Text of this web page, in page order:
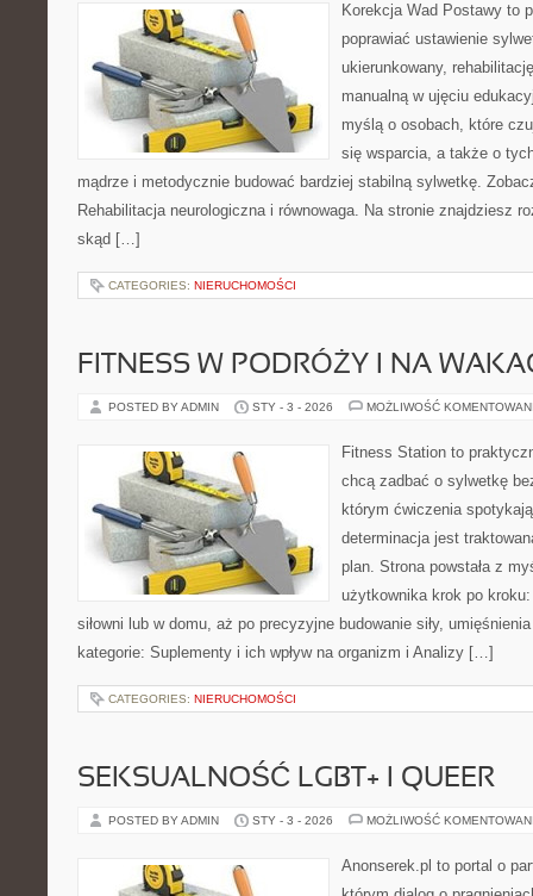
Korekcja Wad Postawy to
poprawiać ustawienie
ukierunkowany,
manualną w ujęciu
myślą o osobach, które
się wsparcia, a także o
mądrze i metodycznie budować bardziej stabilną sylwetkę.
Rehabilitacja neurologiczna i równowaga. Na stronie znajdziesz
skąd […]
CATEGORIES: NIERUCHOMOŚCI
FITNESS W PODRÓŻY I NA
POSTED BY ADMIN STY - 3 - 2026 MOŻLIWOŚĆ
Fitness Station to
chcą zadbać o sylwetkę
którym ćwiczenia
determinacja jest
plan. Strona powstała z
użytkownika krok po
siłowni lub w domu, aż po precyzyjne budowanie siły,
kategorie: Suplementy i ich wpływ na organizm i Analizy […]
CATEGORIES: NIERUCHOMOŚCI
SEKSUALNOŚĆ LGBT+ I QUEER
POSTED BY ADMIN STY - 3 - 2026 MOŻLIWOŚĆ
Anonserek.pl to portal o